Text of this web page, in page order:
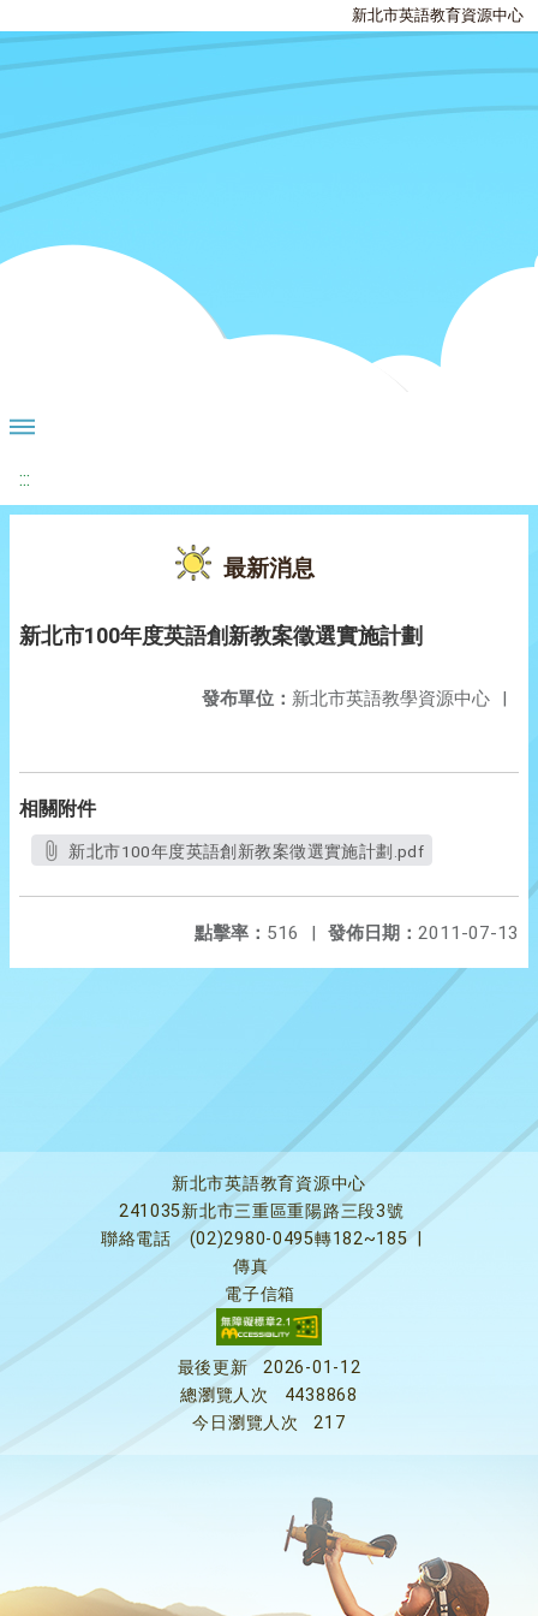
新北市英語教育資源中心
:::
最新消息
新北市100年度英語創新教案徵選實施計劃
發布單位： 新北市英語教學資源中心 |
相關附件
新北市100年度英語創新教案徵選實施計劃.pdf
發佈日期： 2011-07-13
點擊率： 516 |
新北市英語教育資源中心
241035新北市三重區重陽路三段3號
聯絡電話
(02)2980-0495轉182~185
傳真
電子信箱
最後更新
2026-01-12
總瀏覽人次
4438868
今日瀏覽人次
217